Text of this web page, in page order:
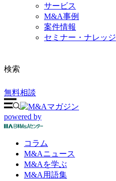
サービス
M&A事例
案件情報
セミナー・ナレッジ
検索
無料相談
powered by
コラム
M&Aニュース
M&Aを学ぶ
M&A 用語集